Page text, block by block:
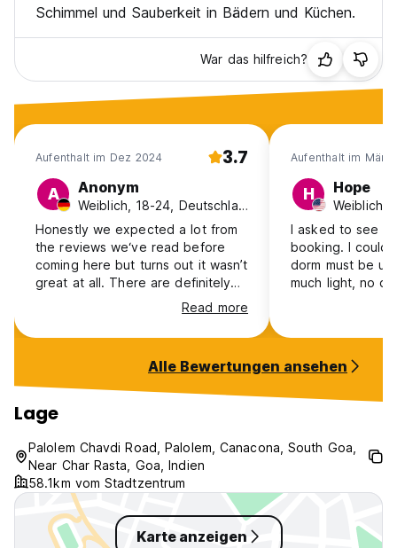
Schimmel und Sauberkeit in Bädern und Küchen.
War das hilfreich?
Aufenthalt im Dez 2024 3.7
A Anonym
Weiblich, 18-24, Deutschland
Honestly we expected a lot from
the reviews we‘ve read before
coming here but turns out it wasn’t
great at all. There are definitely
worse places to stay out there
but if you want to enjoy yourself
for longer time I really can’t
them not changing the bedsheets
so the beads weren’t clean at all.
The bathroom was cleaned once
a day this was nice. Otherwise the
kitchen was so dirty we never
used it and no one cared about
the mess.
Read more
Aufenthalt im Mär
H Hope
Weiblich,
I asked to see
booking. I could
dorm must be
much light, no
the fan would
the staff spent
talking about
and uncalled for
gender policing
women's dorm
Alle Bewertungen ansehen
Lage
Palolem Chavdi Road, Palolem, Canacona, South Goa,
Near Char Rasta, Goa, Indien
58.1km vom Stadtzentrum
Karte anzeigen